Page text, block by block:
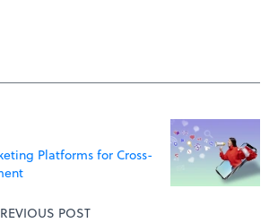
Platforms for Cross-
POST